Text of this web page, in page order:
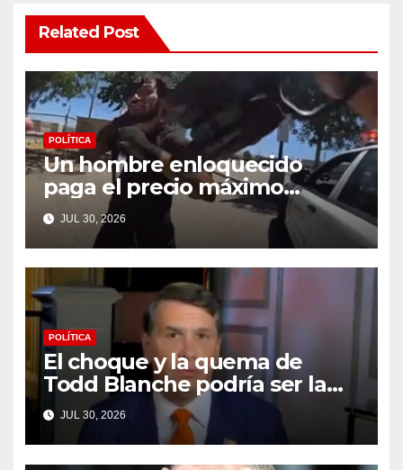
Related Post
POLÍTICA
Un hombre enloquecido
paga el precio máximo
después de llevar un cuchillo
a un tiroteo con agentes del
condado de Los Ángeles
(VIDEO) * The Gateway Pundit
* por Cullen Linebarger
JUL 30, 2026
POLÍTICA
El choque y la quema de
Todd Blanche podría ser la
máxima humillación de
Trump
JUL 30, 2026